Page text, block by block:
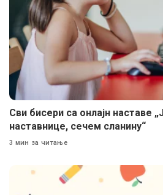
Сви бисери са онлајн наставе
наставнице, сечем сланину“
3 мин за читање